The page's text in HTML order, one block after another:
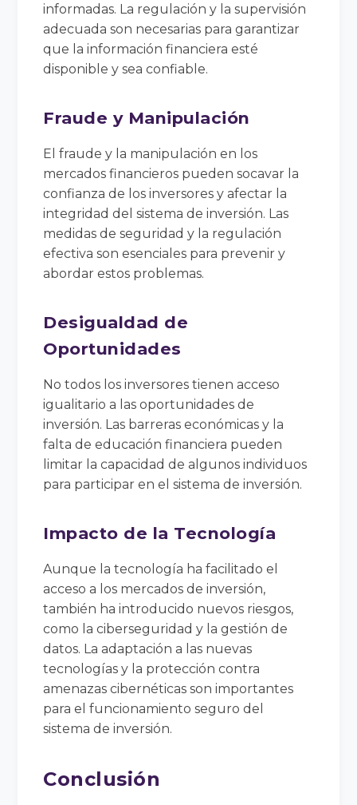
informadas. La regulación y la supervisión
adecuada son necesarias para garantizar
que la información financiera esté
disponible y sea confiable.
Fraude y Manipulación
El fraude y la manipulación en los
mercados financieros pueden socavar la
confianza de los inversores y afectar la
integridad del sistema de inversión. Las
medidas de seguridad y la regulación
efectiva son esenciales para prevenir y
abordar estos problemas.
Desigualdad de
Oportunidades
No todos los inversores tienen acceso
igualitario a las oportunidades de
inversión. Las barreras económicas y la
falta de educación financiera pueden
limitar la capacidad de algunos individuos
para participar en el sistema de inversión.
Impacto de la Tecnología
Aunque la tecnología ha facilitado el
acceso a los mercados de inversión,
también ha introducido nuevos riesgos,
como la ciberseguridad y la gestión de
datos. La adaptación a las nuevas
tecnologías y la protección contra
amenazas cibernéticas son importantes
para el funcionamiento seguro del
sistema de inversión.
Conclusión